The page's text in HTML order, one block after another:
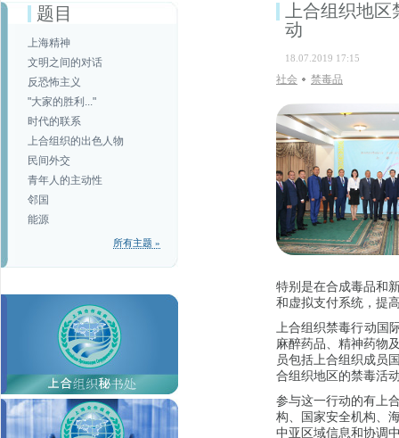
题目
上海精神
文明之间的对话
反恐怖主义
"大家的胜利..."
时代的联系
上合组织的出色人物
民间外交
青年人的主动性
邻国
能源
所有主题 »
上合组织地
动
18.07.2019 17:15
社会 禁毒品
特别是在合成毒品和
和虚拟支付系统，提
上合组织禁毒行动国
麻醉药品、精神药物
员包括上合组织成员
合组织地区的禁毒活
参与这一行动的有上
构、国家安全机构、
中亚区域信息和协调